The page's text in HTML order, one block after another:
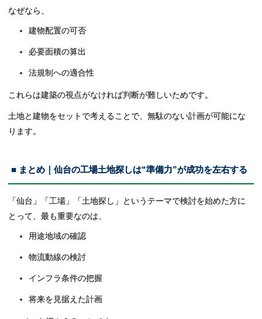
なぜなら、
建物配置の可否
必要面積の算出
法規制への適合性
これらは建築の視点がなければ判断が難しいためです。
土地と建物をセットで考えることで、無駄のない計画が可能にな
ります。
■ まとめ｜仙台の工場土地探しは“準備力”が成功を左右する
「仙台」「工場」「土地探し」というテーマで検討を始めた方に
とって、最も重要なのは、
用途地域の確認
物流動線の検討
インフラ条件の把握
将来を見据えた計画